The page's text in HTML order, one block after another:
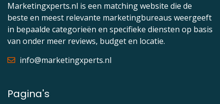
Marketingxperts.nl is een matching website die de
beste en meest relevante marketingbureaus weergeeft
in bepaalde categorieën en specifieke diensten op basis
van onder meer reviews, budget en locatie.
info@marketingxperts.nl
Pagina's